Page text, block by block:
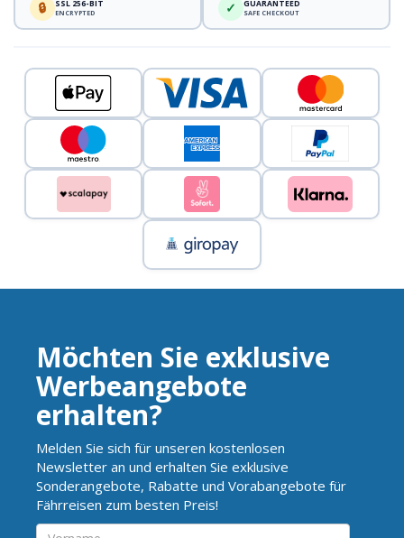
🔒 SSL 256-BIT
ENCRYPTED ✓ GUARANTEED
SAFE CHECKOUT
Möchten Sie exklusive
Werbeangebote
erhalten?
Melden Sie sich für unseren kostenlosen
Newsletter an und erhalten Sie exklusive
Sonderangebote, Rabatte und Vorabangebote für
Fährreisen zum besten Preis!